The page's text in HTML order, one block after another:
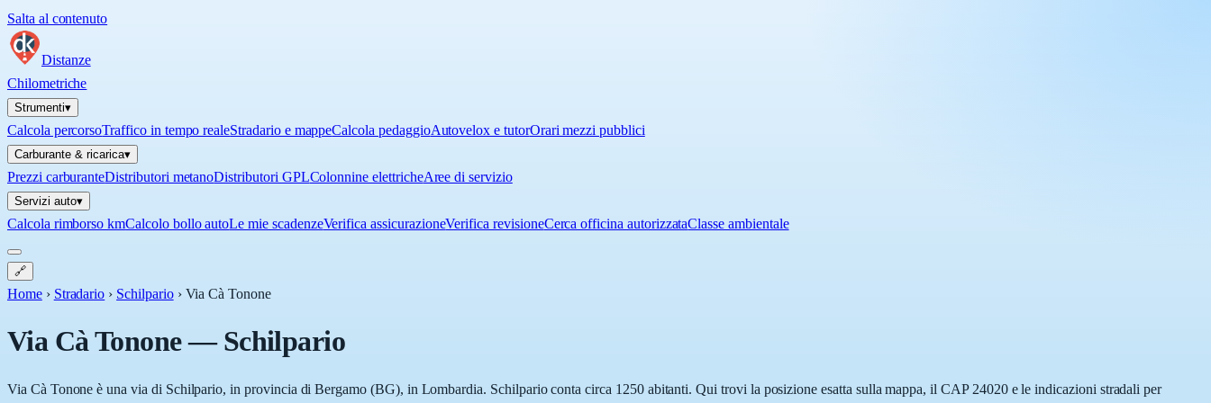
Salta al contenuto
Distanze
Chilometriche
Strumenti▾
Calcola percorsoTraffico in tempo realeStradario e mappeCalcola pedaggioAutovelox e tutorOrari mezzi pubblici
Carburante & ricarica▾
Prezzi carburanteDistributori metanoDistributori GPLColonnine elettricheAree di servizio
Servizi auto▾
Calcola rimborso kmCalcolo bollo autoLe mie scadenzeVerifica assicurazioneVerifica revisioneCerca officina autorizzataClasse ambientale
🔗
Home › Stradario › Schilpario › Via Cà Tonone
Via Cà Tonone—Schilpario
Via Cà Tonone è una via di Schilpario, in provincia di Bergamo (BG), in Lombardia. Schilpario conta circa 1250 abitanti. Qui trovi la posizione esatta sulla mappa, il CAP 24020 e le indicazioni stradali per